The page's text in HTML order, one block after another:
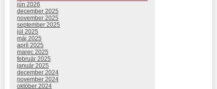
jún 2026
december 2025
november 2025
september 2025
júl 2025
máj 2025
apríl 2025
marec 2025
február 2025
január 2025
december 2024
november 2024
október 2024